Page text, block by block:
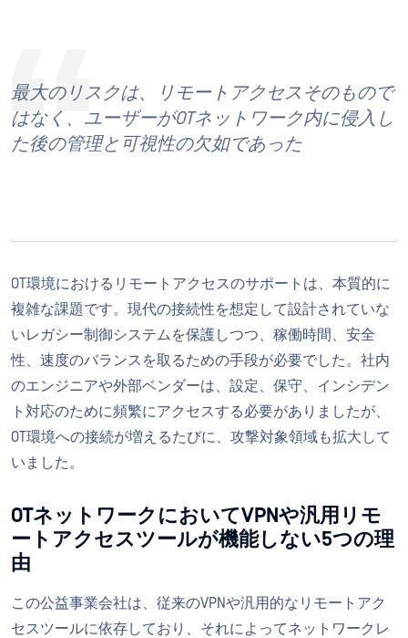
最大のリスクは、リモートアクセスそのもので
はなく、ユーザーがOTネットワーク内に侵入し
た後の管理と可視性の欠如であった
OT環境におけるリモートアクセスのサポートは、本質的に
複雑な課題です。現代の接続性を想定して設計されていな
いレガシー制御システムを保護しつつ、稼働時間、安全
性、速度のバランスを取るための手段が必要でした。社内
のエンジニアや外部ベンダーは、設定、保守、インシデン
ト対応のために頻繁にアクセスする必要がありましたが、
OT環境への接続が増えるたびに、攻撃対象領域も拡大して
いました。
OTネットワークにおいてVPNや汎用リモ
ートアクセスツールが機能しない5つの理
由
この公益事業会社は、従来のVPNや汎用的なリモートアク
セスツールに依存しており、それによってネットワークレ